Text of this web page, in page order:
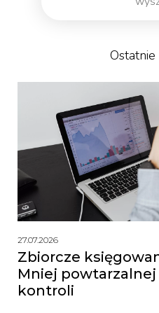
Ostatnie
27.07.2026
Zbiorcze
Mniej powtarzalnej
kontroli